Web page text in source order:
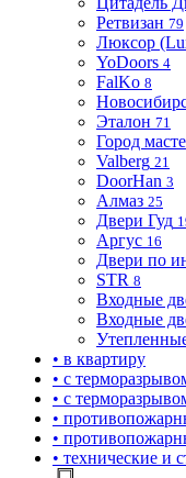
Ретвизан 79
Люксор
YoDoors 4
FalKo 8
Эталон 71
Город
Valberg 21
DoorHan 3
Алмаз 25
Двери Гуд
Аргус 16
Двери по
STR 8
Входные
Входные
• в квартиру
• с
• с
•
•
• технические и